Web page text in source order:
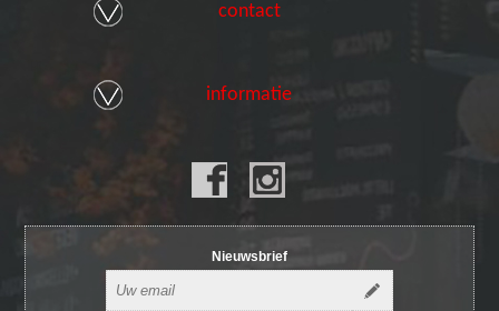
contact
informatie
Nieuwsbrief